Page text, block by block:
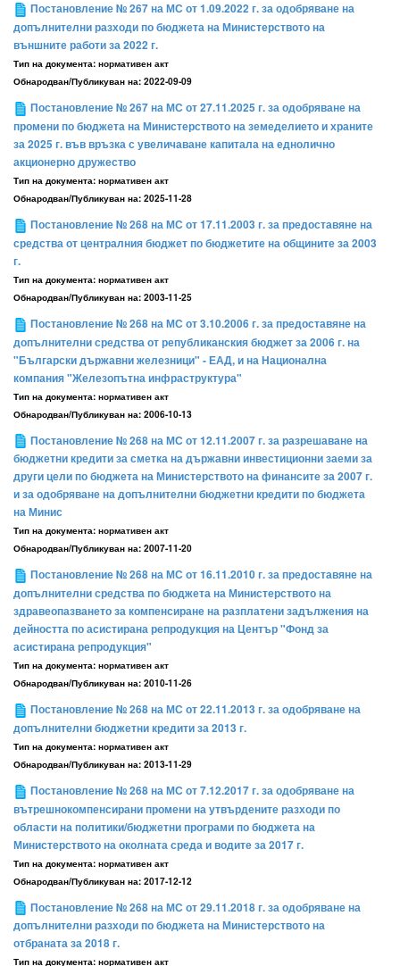
Постановление № 267 на МС от 1.09.2022 г. за одобряване на
допълнителни разходи по бюджета на Министерството на
външните работи за 2022 г.
Тип на документа: нормативен акт
Обнародван/Публикуван на: 2022-09-09
Постановление № 267 на МС от 27.11.2025 г. за одобряване на
промени по бюджета на Министерството на земеделието и храните
за 2025 г. във връзка с увеличаване капитала на еднолично
акционерно дружество
Тип на документа: нормативен акт
Обнародван/Публикуван на: 2025-11-28
Постановление № 268 на МС от 17.11.2003 г. за предоставяне на
средства от централния бюджет по бюджетите на общините за 2003
г.
Тип на документа: нормативен акт
Обнародван/Публикуван на: 2003-11-25
Постановление № 268 на МС от 3.10.2006 г. за предоставяне на
допълнителни средства от републиканския бюджет за 2006 г. на
"Български държавни железници" - ЕАД, и на Национална
компания "Железопътна инфраструктура"
Тип на документа: нормативен акт
Обнародван/Публикуван на: 2006-10-13
Постановление № 268 на МС от 12.11.2007 г. за разрешаване на
бюджетни кредити за сметка на държавни инвестиционни заеми за
други цели по бюджета на Министерството на финансите за 2007 г.
и за одобряване на допълнителни бюджетни кредити по бюджета
на Минис
Тип на документа: нормативен акт
Обнародван/Публикуван на: 2007-11-20
Постановление № 268 на МС от 16.11.2010 г. за предоставяне на
допълнителни средства по бюджета на Министерството на
здравеопазването за компенсиране на разплатени задължения на
дейността по асистирана репродукция на Център "Фонд за
асистирана репродукция"
Тип на документа: нормативен акт
Обнародван/Публикуван на: 2010-11-26
Постановление № 268 на МС от 22.11.2013 г. за одобряване на
допълнителни бюджетни кредити за 2013 г.
Тип на документа: нормативен акт
Обнародван/Публикуван на: 2013-11-29
Постановление № 268 на МС от 7.12.2017 г. за одобряване на
вътрешнокомпенсирани промени на утвърдените разходи по
области на политики/бюджетни програми по бюджета на
Министерството на околната среда и водите за 2017 г.
Тип на документа: нормативен акт
Обнародван/Публикуван на: 2017-12-12
Постановление № 268 на МС от 29.11.2018 г. за одобряване на
допълнителни разходи по бюджета на Министерството на
отбраната за 2018 г.
Тип на документа: нормативен акт